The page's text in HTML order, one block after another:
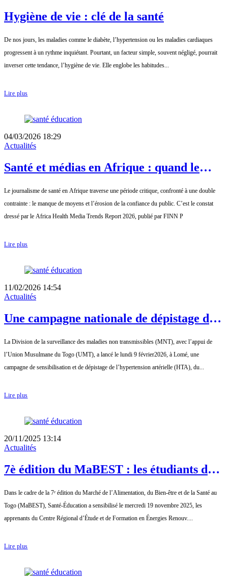
Hygiène de vie : clé de la santé
De nos jours, les maladies comme le diabète, l’hypertension ou les maladies cardiaques
progressent à un rythme inquiétant. Pourtant, un facteur simple, souvent négligé, pourrait
inverser cette tendance, l’hygiène de vie. Elle englobe les habitudes...
Lire plus
04/03/2026 18:29
Actualités
Santé et médias en Afrique : quand le
confiance
Le journalisme de santé en Afrique traverse une période critique, confronté à une double
contrainte : le manque de moyens et l’érosion de la confiance du public. C’est le constat
dressé par le Africa Health Media Trends Report 2026, publié par FINN P
Lire plus
11/02/2026 14:54
Actualités
Une campagne nationale de dépistage des
Lomé
La Division de la surveillance des maladies non transmissibles (MNT), avec l’appui de
l’Union Musulmane du Togo (UMT), a lancé le lundi 9 février2026, à Lomé, une
campagne de sensibilisation et de dépistage de l’hypertension artérielle (HTA), du...
Lire plus
20/11/2025 13:14
Actualités
7è édition du MaBEST : les étudiants du
pratiques en santé
Dans le cadre de la 7ᵉ édition du Marché de l’Alimentation, du Bien-être et de la Santé au
Togo (MaBEST), Santé-Éducation a sensibilisé le mercredi 19 novembre 2025, les
apprenants du Centre Régional d’Étude et de Formation en Énergies Renouv....
Lire plus